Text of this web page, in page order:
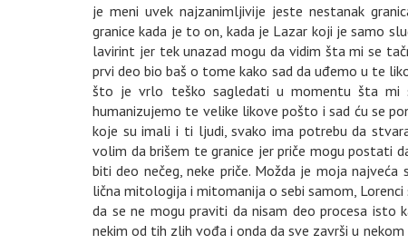
je meni uvek najzanimljivije jeste nestanak
granice kada je to on, kada je Lazar koji je samo
lavirint jer tek unazad mogu da vidim šta mi se
prvi deo bio baš o tome kako sad da uđemo u te
što je vrlo teško sagledati u momentu šta mi
humanizujemo te velike likove pošto i sad ću se
koje su imali i ti ljudi, svako ima potrebu da
volim da brišem te granice jer priče mogu postati
biti deo nečeg, neke priče. Možda je moja
lična mitologija i mitomanija o sebi samom,
da se ne mogu praviti da nisam deo procesa isto
nekim od tih zlih vođa i onda da sve završi u